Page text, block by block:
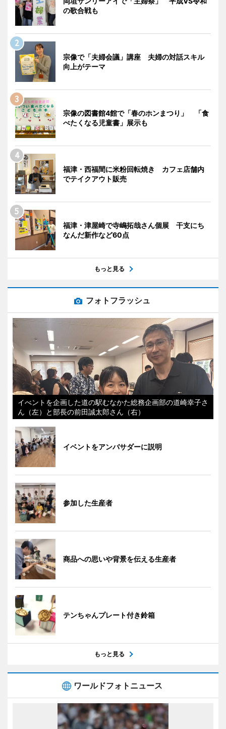
の歌合戦も
宗像で「夫婦会議」講座 夫婦の対話スキル
向上がテーマ
宗像の図書館4館で「春のホンまつり」 「食
べたくなる児童書」展示も
福津・西福間に米粉回転焼き カフェ店舗内
でテイクアウト販売
福津・津屋崎で寺嶋拓哉さん個展 干支にち
なんだ新作など60点
もっと見る
フォトフラッシュ
イべントを企画した道の駅むなかた総務企画部の道崎幸子さ
ん（左）と部長の前田誠太郎さん（右）
イベントをアンバサダーに説明
参加した生産者
商品への思いや背景を伝える生産者
テンちゃんプレート付き鈴箱
もっと見る
ワールドフォトニュース